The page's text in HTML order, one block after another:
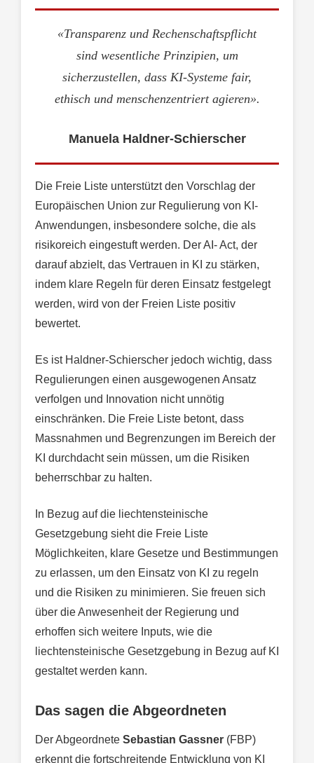
«Transparenz und Rechenschaftspflicht
sind wesentliche Prinzipien, um
sicherzustellen, dass KI-Systeme fair,
ethisch und menschenzentriert agieren».
Manuela Haldner-Schierscher
Die Freie Liste unterstützt den Vorschlag der
Europäischen Union zur Regulierung von KI-
Anwendungen, insbesondere solche, die als
risikoreich eingestuft werden. Der AI- Act, der
darauf abzielt, das Vertrauen in KI zu stärken,
indem klare Regeln für deren Einsatz festgelegt
werden, wird von der Freien Liste positiv
bewertet.
Es ist Haldner-Schierscher jedoch wichtig, dass
Regulierungen einen ausgewogenen Ansatz
verfolgen und Innovation nicht unnötig
einschränken. Die Freie Liste betont, dass
Massnahmen und Begrenzungen im Bereich der
KI durchdacht sein müssen, um die Risiken
beherrschbar zu halten.
In Bezug auf die liechtensteinische
Gesetzgebung sieht die Freie Liste
Möglichkeiten, klare Gesetze und Bestimmungen
zu erlassen, um den Einsatz von KI zu regeln
und die Risiken zu minimieren. Sie freuen sich
über die Anwesenheit der Regierung und
erhoffen sich weitere Inputs, wie die
liechtensteinische Gesetzgebung in Bezug auf KI
gestaltet werden kann.
Das sagen die Abgeordneten
Der Abgeordnete Sebastian Gassner (FBP)
erkennt die fortschreitende Entwicklung von KI